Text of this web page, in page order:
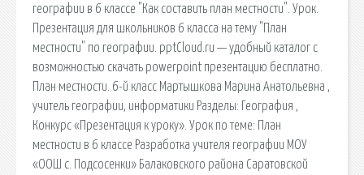
географии в 6 классе "Как составить план местности". Урок.
Презентация для школьников 6 класса на тему "План
местности" по географии. pptCloud.ru — удобный каталог с
возможностью скачать powerpoint презентацию бесплатно.
План местности. 6-й класс Мартышкова Марина Анатольевна ,
учитель географии, информатики Разделы: География ,
Конкурс «Презентация к уроку». Урок по теме: План
местности в 6 классе Разработка учителя географии МОУ
«ООШ с. Подсосенки» Балаковского района Саратовской